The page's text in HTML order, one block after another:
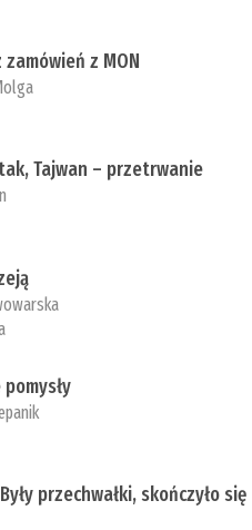
zamówień z MON
Tajwan – przetrwanie
przechwałki, skończyło się